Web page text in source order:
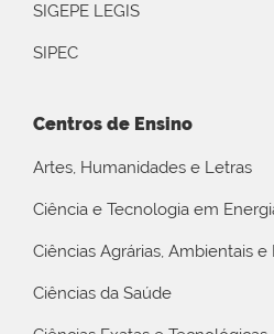
SIGEPE LEGIS
SIPEC
Centros de Ensino
Artes, Humanidades e Letras
Ciência e Tecnologia em
Ciências Agrárias, Ambientais e
Ciências da Saúde